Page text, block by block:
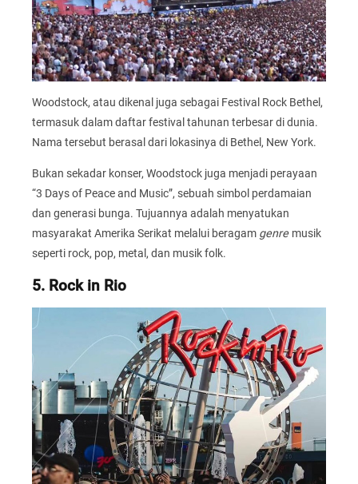
Woodstock, atau dikenal juga sebagai Festival Rock Bethel,
termasuk dalam daftar festival tahunan terbesar di dunia.
Nama tersebut berasal dari lokasinya di Bethel, New York.
Bukan sekadar konser, Woodstock juga menjadi perayaan
“3 Days of Peace and Music”, sebuah simbol perdamaian
dan generasi bunga. Tujuannya adalah menyatukan
masyarakat Amerika Serikat melalui beragam genre musik
seperti rock, pop, metal, dan musik folk.
5. Rock in Rio